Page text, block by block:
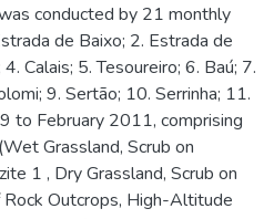
conducted by 21 monthly
de Baixo; 2. Estrada de
Calais; 5. Tesoureiro; 6. Baú; 7.
9. Sertão; 10. Serrinha; 11.
to February 2011, comprising
Grassland, Scrub on
1 , Dry Grassland, Scrub on
Outcrops, High-Altitude